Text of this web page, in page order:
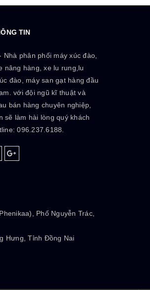
TIN
Nhà phân phối máy xúc đào,
nâng hàng, xe lu rung,lu
đào, máy san gạt hàng đầu
với đội ngũ kĩ thuật và
bán hàng chuyên nghiệp,
sẽ làm hài lòng quý khách
096.237.6188.
Phố Nguyễn Trác,
Hưng, Tỉnh Đồng Nai